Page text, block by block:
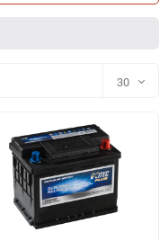
30
30
60